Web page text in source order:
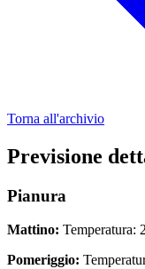
Torna all'archivio
Previsione
Pianura
Mattino: Temperatura:
Pomeriggio: